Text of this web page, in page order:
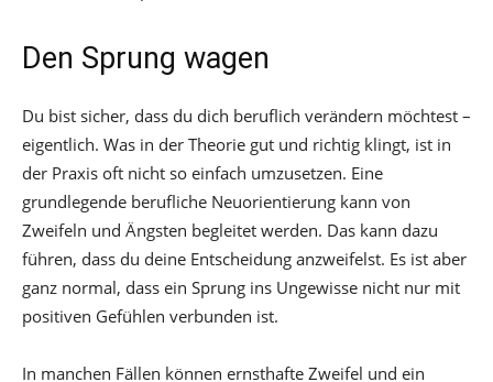
Den Sprung wagen
Du bist sicher, dass du dich beruflich verändern möchtest –
eigentlich. Was in der Theorie gut und richtig klingt, ist in
der Praxis oft nicht so einfach umzusetzen. Eine
grundlegende berufliche Neuorientierung kann von
Zweifeln und Ängsten begleitet werden. Das kann dazu
führen, dass du deine Entscheidung anzweifelst. Es ist aber
ganz normal, dass ein Sprung ins Ungewisse nicht nur mit
positiven Gefühlen verbunden ist.
In manchen Fällen können ernsthafte Zweifel und ein